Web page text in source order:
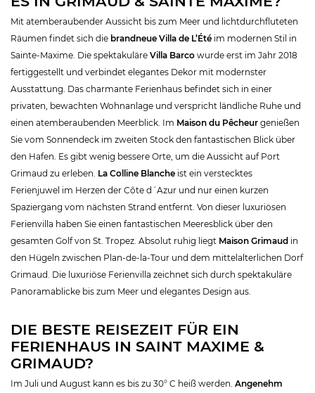
Mit atemberaubender Aussicht bis zum Meer und lichtdurchfluteten
Räumen findet sich die brandneue Villa de L’Été im modernen Stil in
Sainte-Maxime. Die spektakuläre Villa Barco wurde erst im Jahr 2018
fertiggestellt und verbindet elegantes Dekor mit modernster
Ausstattung. Das charmante Ferienhaus befindet sich in einer
privaten, bewachten Wohnanlage und verspricht ländliche Ruhe und
einen atemberaubenden Meerblick. Im Maison du Pêcheur genießen
Sie vom Sonnendeck im zweiten Stock den fantastischen Blick über
den Hafen. Es gibt wenig bessere Orte, um die Aussicht auf Port
Grimaud zu erleben. La Colline Blanche ist ein verstecktes
Ferienjuwel im Herzen der Côte d´Azur und nur einen kurzen
Spaziergang vom nächsten Strand entfernt. Von dieser luxuriösen
Ferienvilla haben Sie einen fantastischen Meeresblick über den
gesamten Golf von St. Tropez. Absolut ruhig liegt Maison Grimaud in
den Hügeln zwischen Plan-de-la-Tour und dem mittelalterlichen Dorf
Grimaud. Die luxuriöse Ferienvilla zeichnet sich durch spektakuläre
Panoramablicke bis zum Meer und elegantes Design aus.
DIE BESTE REISEZEIT FÜR EIN
FERIENHAUS IN SAINT MAXIME &
GRIMAUD?
Im Juli und August kann es bis zu 30° C heiß werden. Angenehm